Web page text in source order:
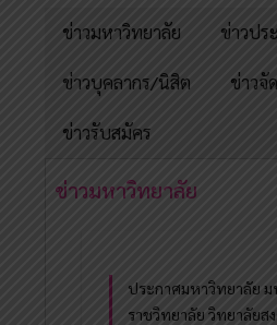
ข่าวมหาวิทยาลัย ข่าวป
ข่าวบุคลากร/นิสิต ข่าวจั
ข่าวรับสมัคร
ข่าวมหาวิทยาลัย
ประกาศมหาวิทยาลัย
ราชวิทยาลัย วิทยาลัยส